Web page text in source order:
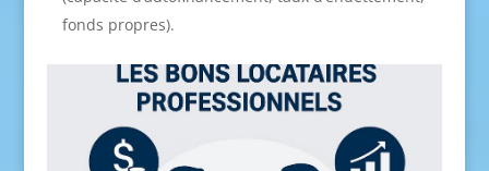
fonds propres).